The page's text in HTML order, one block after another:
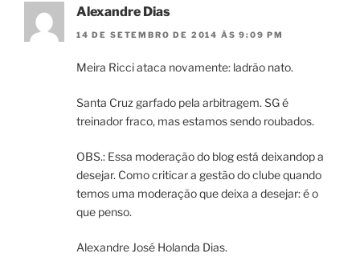
Alexandre Dias
14 DE SETEMBRO DE 2014 ÀS 9:09 PM
Meira Ricci ataca novamente: ladrão nato.
Santa Cruz garfado pela arbitragem. SG é
treinador fraco, mas estamos sendo roubados.
OBS.: Essa moderação do blog está deixandop a
desejar. Como criticar a gestão do clube quando
temos uma moderação que deixa a desejar: é o
que penso.
Alexandre José Holanda Dias.